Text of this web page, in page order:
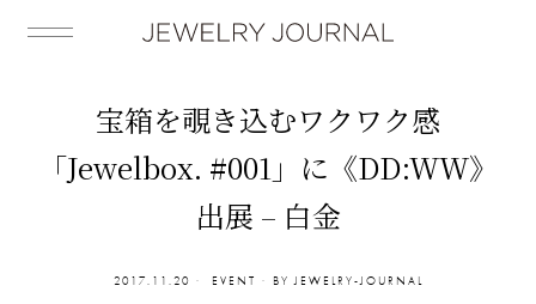
宝箱を覗き込むワクワク感
「Jewelbox. #001」に《DD:WW》
出展 – 白金
2017.11.20 EVENT BY JEWELRY-JOURNAL